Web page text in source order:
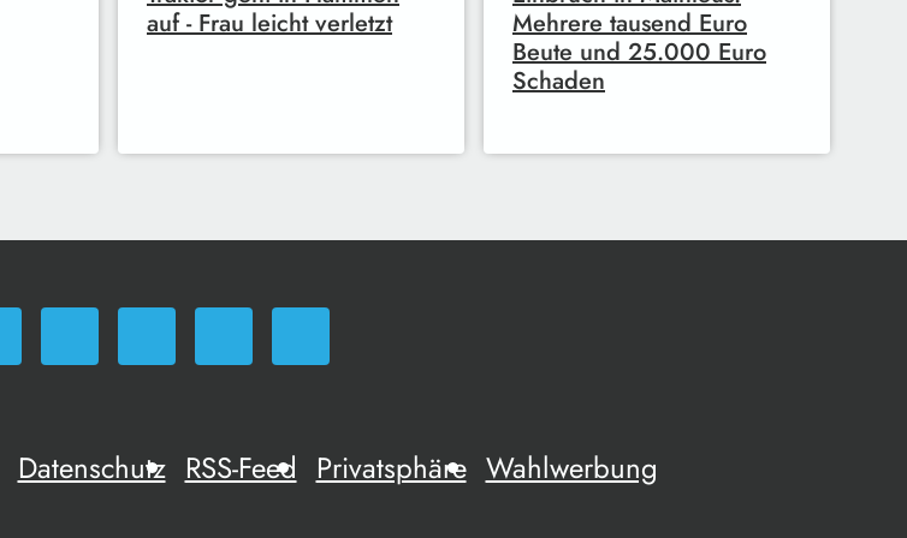
auf - Frau leicht verletzt
Mehrere tausend Euro
Beute und 25.000 Euro
Schaden
Datenschutz RSS-Feed Privatsphäre Wahlwerbung